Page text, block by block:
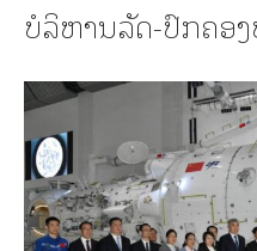
ບໍລິຫານລັດ-ປົກຄອງ